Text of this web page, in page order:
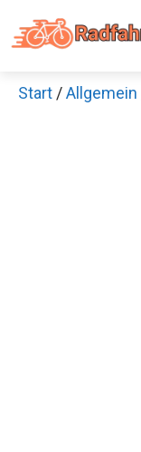
Inhalt
Start /Allgemein